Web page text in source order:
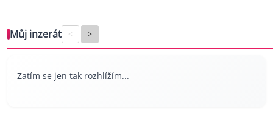
Můj inzerát < >
Zatím se jen tak rozhlížím...